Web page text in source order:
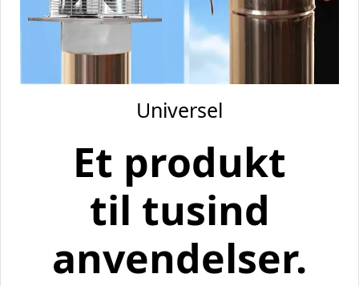
Universel
Et produkt
til tusind
anvendelser.